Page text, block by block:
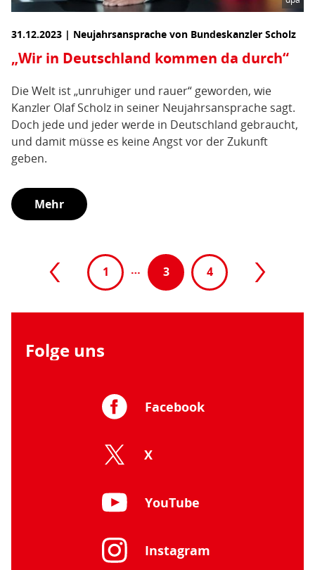
31.12.2023 | Neujahrsansprache von Bundeskanzler Scholz
„Wir in Deutschland kommen da durch“
Die Welt ist „unruhiger und rauer“ geworden, wie
Kanzler Olaf Scholz in seiner Neujahrsansprache sagt.
Doch jede und jeder werde in Deutschland gebraucht,
und damit müsse es keine Angst vor der Zukunft
geben.
Mehr
PaginierungVorherige
1 … 3(aktive4
Nächste
Folge uns
Facebook
X
YouTube
Instagram